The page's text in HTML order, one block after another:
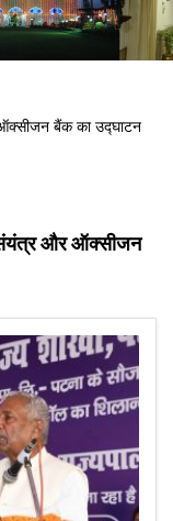
बैंक का उद्घाटन
संयंत्र और ऑक्सीजन